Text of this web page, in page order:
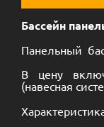
Бассейн
Панельный
В цену
(навесная